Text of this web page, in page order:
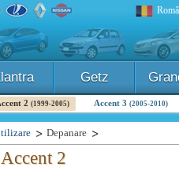
Getz
2 (1999-2005) Accent 3 (2005-2010)
Depanare
2